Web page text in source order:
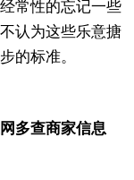
常性的忘记一些
认为这些乐意搪
的标准。
多查商家信息